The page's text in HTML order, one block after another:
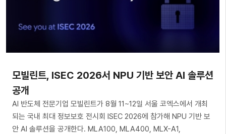
모빌린트, ISEC 2026서 NPU 기반 보안 AI 솔루션
공개
AI 반도체 전문기업 모빌린트가 8월 11~12일 서울 코엑스에서 개최
되는 국내 최대 정보보호 전시회 ISEC 2026에 참가해 NPU 기반 보
안 AI 솔루션을 공개한다. MLA100, MLA400, MLX-A1,